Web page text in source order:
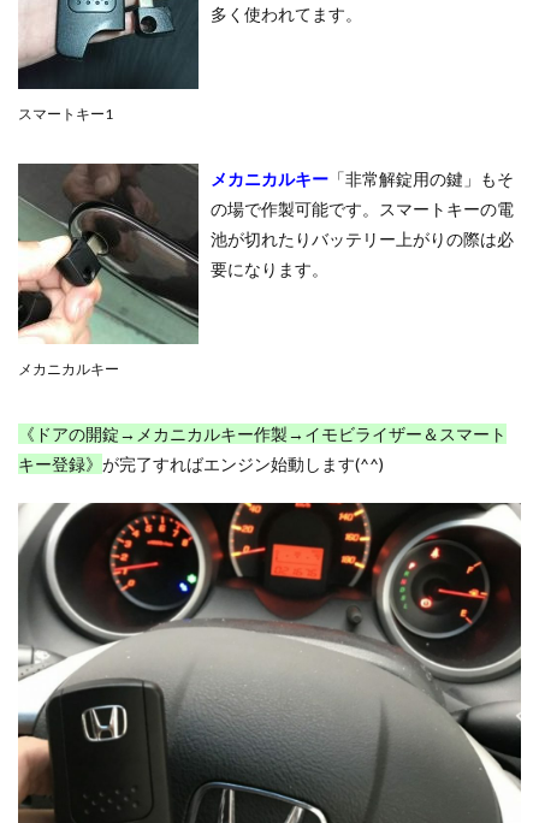
スマートキー1
多く使われてます。
メカニカルキー
メカニカルキー 「非常解錠用の鍵」もそ
の場で作製可能です。スマートキーの電
池が切れたりバッテリー上がりの際は必
要になります。
《ドアの開錠→メカニカルキー作製→イモビライザー＆スマート
キー登録》 が完了すればエンジン始動します(^^)